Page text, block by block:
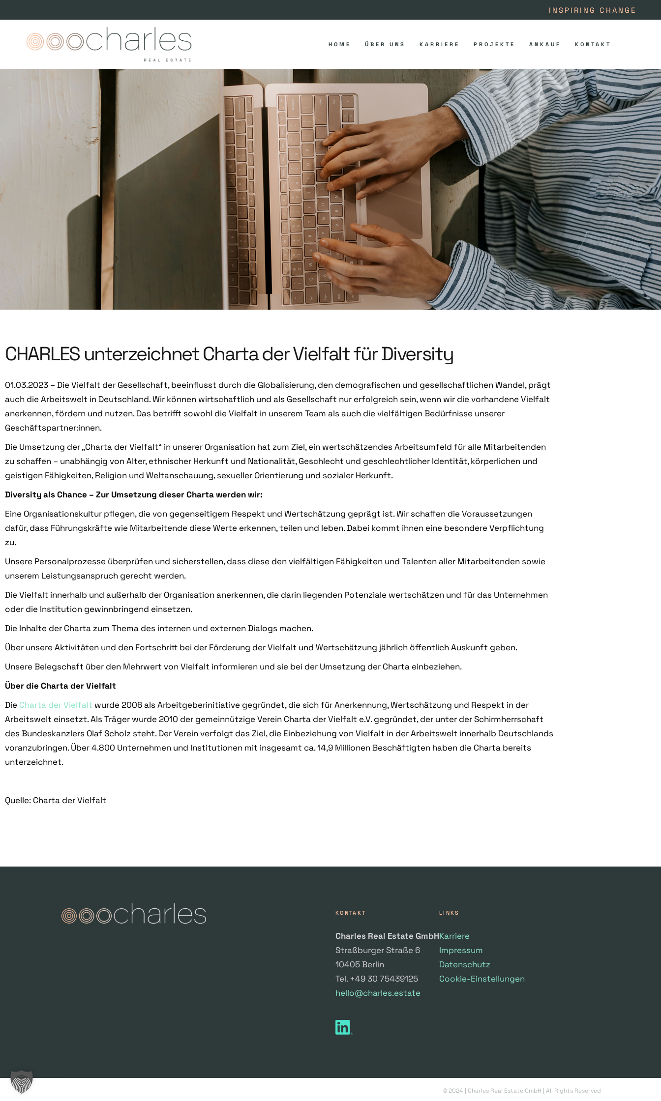
INSPIRING CHANGE
HOME ÜBER UNS KARRIERE PROJEKTE ANKAUF KONTAKT
CHARLES unterzeichnet Charta der Vielfalt für Diversity
01.03.2023 – Die Vielfalt der Gesellschaft, beeinflusst durch die Globalisierung, den demografischen und gesellschaftlichen Wandel, prägt
auch die Arbeitswelt in Deutschland. Wir können wirtschaftlich und als Gesellschaft nur erfolgreich sein, wenn wir die vorhandene Vielfalt
anerkennen, fördern und nutzen. Das betrifft sowohl die Vielfalt in unserem Team als auch die vielfältigen Bedürfnisse unserer
Geschäftspartner:innen.
Die Umsetzung der „Charta der Vielfalt“ in unserer Organisation hat zum Ziel, ein wertschätzendes Arbeitsumfeld für alle Mitarbeitenden
zu schaffen – unabhängig von Alter, ethnischer Herkunft und Nationalität, Geschlecht und geschlechtlicher Identität, körperlichen und
geistigen Fähigkeiten, Religion und Weltanschauung, sexueller Orientierung und sozialer Herkunft.
Diversity als Chance – Zur Umsetzung dieser Charta werden wir:
Eine Organisationskultur pflegen, die von gegenseitigem Respekt und Wertschätzung geprägt ist. Wir schaffen die Voraussetzungen
dafür, dass Führungskräfte wie Mitarbeitende diese Werte erkennen, teilen und leben. Dabei kommt ihnen eine besondere Verpflichtung
zu.
Unsere Personalprozesse überprüfen und sicherstellen, dass diese den vielfältigen Fähigkeiten und Talenten aller Mitarbeitenden sowie
unserem Leistungsanspruch gerecht werden.
Die Vielfalt innerhalb und außerhalb der Organisation anerkennen, die darin liegenden Potenziale wertschätzen und für das Unternehmen
oder die Institution gewinnbringend einsetzen.
Die Inhalte der Charta zum Thema des internen und externen Dialogs machen.
Über unsere Aktivitäten und den Fortschritt bei der Förderung der Vielfalt und Wertschätzung jährlich öffentlich Auskunft geben.
Unsere Belegschaft über den Mehrwert von Vielfalt informieren und sie bei der Umsetzung der Charta einbeziehen.
Über die Charta der Vielfalt
Die Charta der Vielfalt wurde 2006 als Arbeitgeberinitiative gegründet, die sich für Anerkennung, Wertschätzung und Respekt in der
Arbeitswelt einsetzt. Als Träger wurde 2010 der gemeinnützige Verein Charta der Vielfalt e.V. gegründet, der unter der Schirmherrschaft
des Bundeskanzlers Olaf Scholz steht. Der Verein verfolgt das Ziel, die Einbeziehung von Vielfalt in der Arbeitswelt innerhalb Deutschlands
voranzubringen. Über 4.800 Unternehmen und Institutionen mit insgesamt ca. 14,9 Millionen Beschäftigten haben die Charta bereits
unterzeichnet.
Quelle: Charta der Vielfalt
KONTAKT
Charles Real Estate GmbH
Straßburger Straße 6
10405 Berlin
Tel. +49 30 75439125
hello@charles.estate
LINKS
Karriere
Impressum
Datenschutz
Cookie-Einstellungen
© 2024 | Charles Real Estate GmbH | All Rights Reserved